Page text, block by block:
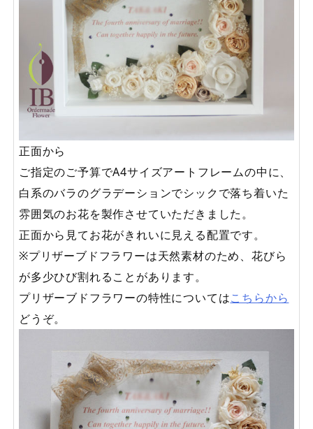
正面から
ご指定のご予算でA4サイズアートフレームの中に、
白系のバラのグラデーションでシックで落ち着いた
雰囲気のお花を製作させていただきました。
正面から見てお花がきれいに見える配置です。
※プリザーブドフラワーは天然素材のため、花びら
が多少ひび割れることがあります。
プリザーブドフラワーの特性についてはこちらから
どうぞ。